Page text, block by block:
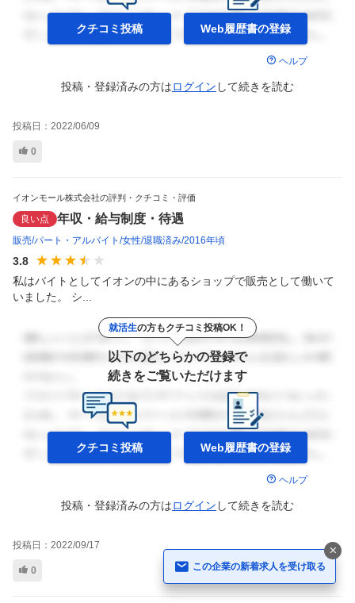
クチコミ投稿 Web履歴書の登録
ヘルプ
投稿・登録済みの方はログイン して続きを読む
投稿日： 2022/06/09
0
イオンモール株式会社の評判・クチコミ・評価
良い点 年収・給与制度・待遇
販売 パート・アルバイト 女性 退職済み 2016年頃
3.8
私はバイトとしてイオンの中にあるショップで販売として働いて
いました。 シ...
就活生の方もクチコミ投稿OK！
以下のどちらかの登録で
続きをご覧いただけます
クチコミ投稿 Web履歴書の登録
ヘルプ
投稿・登録済みの方はログイン して続きを読む
投稿日： 2022/09/17
0 この企業の新着求人を受け取る